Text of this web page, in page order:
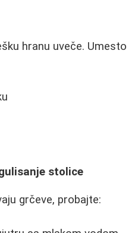
hranu uveče. Umesto
stolice
grčeve, probajte: